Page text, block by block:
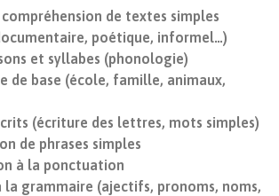
de textes simples
poétique, informel…)
et syllabes (phonologie)
de base (école, famille, animaux,
(écriture des lettres, mots simples)
de phrases simples
à la ponctuation
la grammaire (ajectifs, pronoms, noms,